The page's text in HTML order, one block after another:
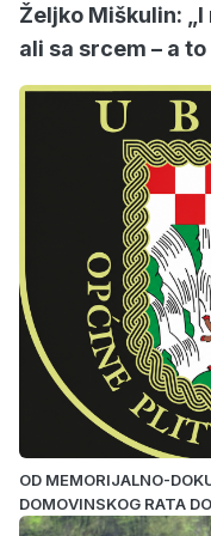
Željko Miškulin:
ali sa srcem – a
OD MEMORIJALNO-
DOMOVINSKOG RATA